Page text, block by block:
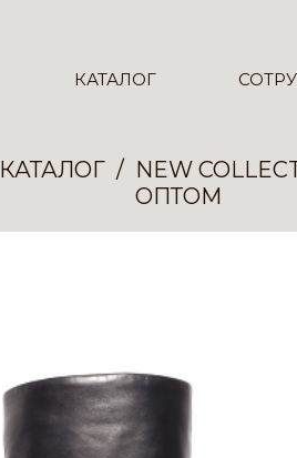
КАТАЛОГ
КАТАЛОГ
NEW
ОПТОМ